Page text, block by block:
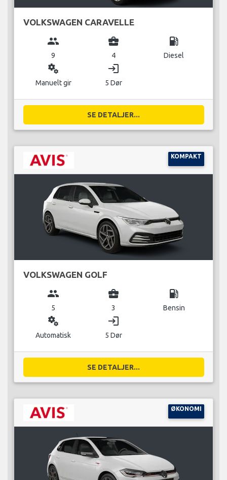
VOLKSWAGEN CARAVELLE
group
9
business_center
4
local_gas_station
Diesel
miscellaneous_services
Manuelt gir
login
5 Dør
SE DETALJER...
KOMPAKT
VOLKSWAGEN GOLF
group
5
business_center
3
local_gas_station
Bensin
miscellaneous_services
Automatisk
login
5 Dør
SE DETALJER...
ØKONOMI